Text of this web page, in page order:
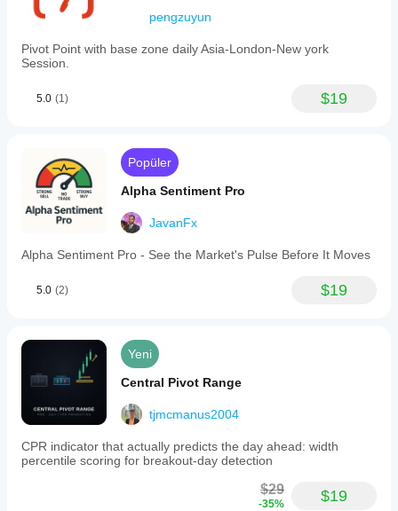
pengzuyun
Pivot Point with base zone daily Asia-London-New york
Session.
5.0 (1) $19
Popüler
Alpha Sentiment Pro
JavanFx
Alpha Sentiment Pro - See the Market's Pulse Before It Moves
5.0 (2) $19
Yeni
Central Pivot Range
tjmcmanus2004
CPR indicator that actually predicts the day ahead: width
percentile scoring for breakout-day detection
$29
-35% $19